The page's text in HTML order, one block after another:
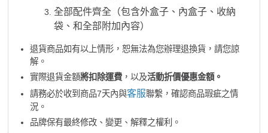
全部配件齊全（包含外盒子、內盒子、收納
袋、和全部附加內容）
退貨商品如有以上情形，恕無法為您辦理退換貨，請您諒
解。
實際退貨金額將扣除運費，以及活動折價優惠金額。
請務必於收到商品7天內與客服聯繫，確認商品瑕疵之情
況。
品牌保有最終修改、變更、解釋之權利。